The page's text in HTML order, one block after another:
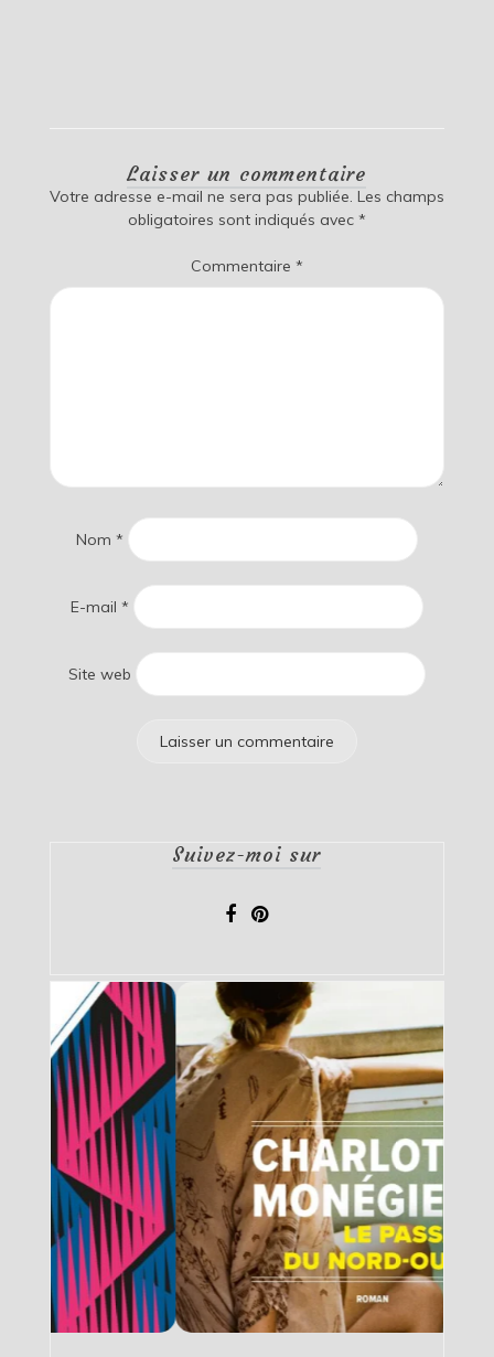
Laisser un commentaire
Votre adresse e-mail ne sera pas publiée. Les champs
obligatoires sont indiqués avec *
Commentaire *
Nom *
E-mail *
Site web
Suivez-moi sur